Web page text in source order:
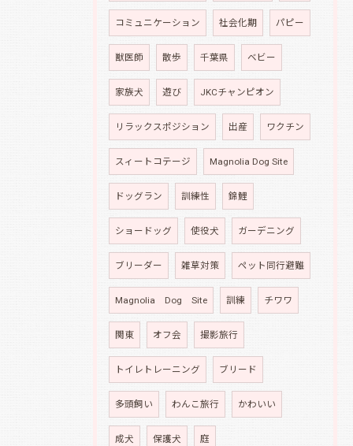
コミュニケーション 社会化期 パピー
獣医師 散歩 千葉県 ベビー
家族犬 遊び JKCチャンピオン
リラックスポジション 出産 ワクチン
スィートコテージ Magnolia Dog Site
ドッグラン 訓練性 錦鯉
ショードッグ 使役犬 ガーデニング
ブリーダー 雑草対策 ペット同行避難
Magnolia Dog Site 訓練 チワワ
関東 オフ会 撮影旅行
トイレトレーニング ブリード
多頭飼い わんこ旅行 かわいい
成犬 保護犬 庭